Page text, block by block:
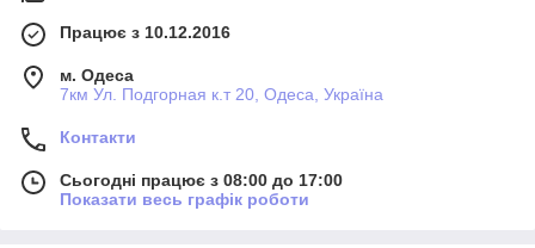
Працює з 10.12.2016
м. Одеса
7км Ул. Подгорная к.т 20, Одеса, Україна
Контакти
Сьогодні працює з 08:00 до 17:00
Показати весь графік роботи